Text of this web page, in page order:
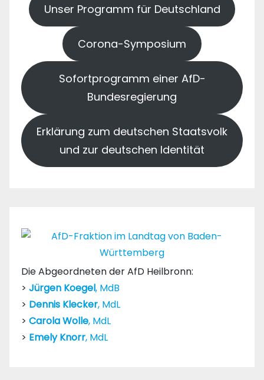
Unser Programm für Deutschland
Corona-Symposium
Sofortprogramm einer AfD-
Bundesregierung
Erklärung zum deutschen Staatsvolk
und zur deutschen Identität
Die Abgeordneten der AfD Heilbronn:
> Jürgen Koegel, MdB
> Dennis Klecker, MdL
> Carola Wolle, MdL
> Emely Knorr, MdL